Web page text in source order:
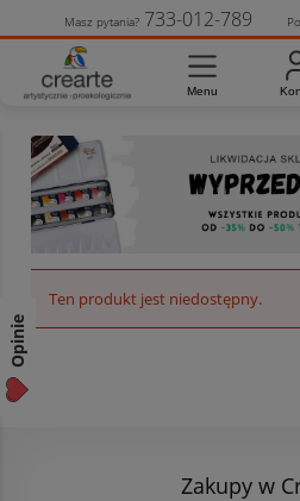
Ten produkt jest niedostępny.
Zakupy w
Masz pytania? 733-012-789
Opinie